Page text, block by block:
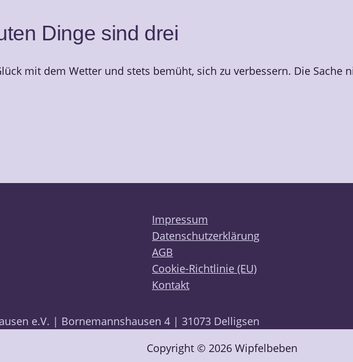
Dinge sind drei
mit dem Wetter und stets bemüht, sich zu verbessern. Die Sache
Impressum
Datenschutzerklärung
AGB
Cookie-Richtlinie (EU)
Kontakt
e.V. | Bornemannshausen 4 | 31073 Delligsen
Copyright © 2026 Wipfelbeben